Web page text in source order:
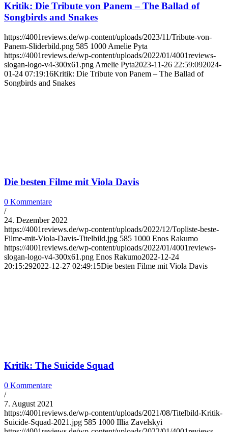
Kritik: Die Tribute von Panem – The Ballad of
Songbirds and Snakes
https://4001reviews.de/wp-content/uploads/2023/11/Tribute-von-
Panem-Sliderbild.png 585 1000 Amelie Pyta
https://4001reviews.de/wp-content/uploads/2022/01/4001reviews-
slogan-logo-v4-300x61.png Amelie Pyta2023-11-26 22:59:092024-
01-24 07:19:16Kritik: Die Tribute von Panem – The Ballad of
Songbirds and Snakes
Die besten Filme mit Viola Davis
0 Kommentare
/
24. Dezember 2022
https://4001reviews.de/wp-content/uploads/2022/12/Topliste-beste-
Filme-mit-Viola-Davis-Titelbild.jpg 585 1000 Enos Rakumo
https://4001reviews.de/wp-content/uploads/2022/01/4001reviews-
slogan-logo-v4-300x61.png Enos Rakumo2022-12-24
20:15:292022-12-27 02:49:15Die besten Filme mit Viola Davis
Kritik: The Suicide Squad
0 Kommentare
/
7. August 2021
https://4001reviews.de/wp-content/uploads/2021/08/Titelbild-Kritik-
Suicide-Squad-2021.jpg 585 1000 Illia Zavelskyi